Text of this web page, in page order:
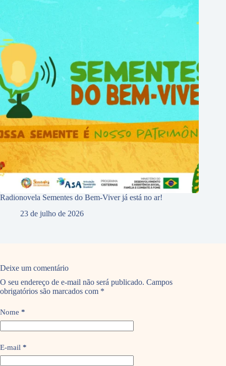
Radionovela Sementes do Bem-Viver já está no ar!
23 de julho de 2026
Deixe um comentário
O seu endereço de e-mail não será publicado. Campos
obrigatórios são marcados com *
Nome *
E-mail *